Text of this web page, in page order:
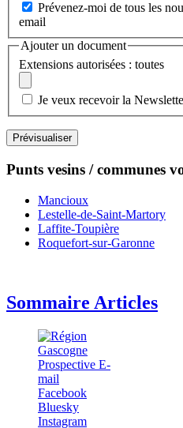
Prévenez-moi de tous les
email
Ajouter un document
Extensions autorisées : toutes
Je veux recevoir la
Punts vesins / communes
Mancioux
Lestelle-de-Saint-Martory
Laffite-Toupière
Roquefort-sur-Garonne
Sommaire Articles